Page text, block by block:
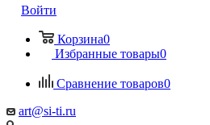
Войти
Корзина0
Избранные товары0
Сравнение товаров0
art@si-ti.ru